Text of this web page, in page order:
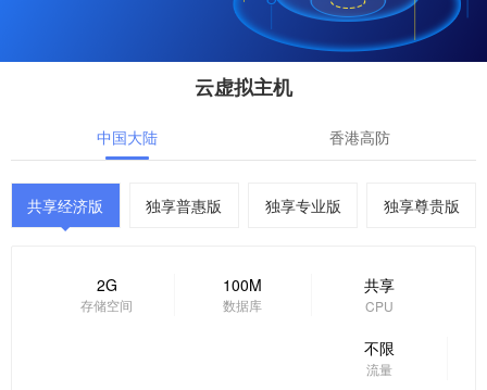
云虚拟主机
中国大陆 香港高防
共享经济版 独享普惠版 独享专业版 独享尊贵版
2G
存储空间
100M
数据库
共享
CPU
不限
流量